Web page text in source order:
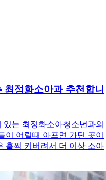
정화소아과 추천합니
는 최정화소아청소년과의
이 어릴때 아프면 가던 곳이
훌쩍 커버려서 더 이상 소아